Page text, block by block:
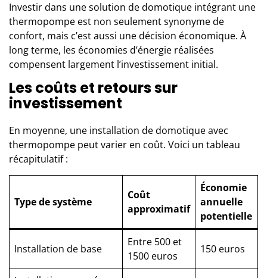
Investir dans une solution de domotique intégrant une
thermopompe est non seulement synonyme de
confort, mais c’est aussi une décision économique. À
long terme, les économies d’énergie réalisées
compensent largement l’investissement initial.
Les coûts et retours sur
investissement
En moyenne, une installation de domotique avec
thermopompe peut varier en coût. Voici un tableau
récapitulatif :
Type de système
Coût
approximatif
Économie
annuelle
potentielle
Installation de base
Entre 500 et
1500 euros
150 euros